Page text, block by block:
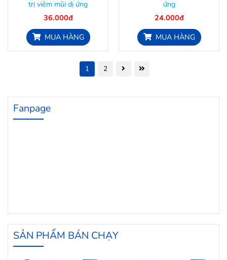
trị viêm mũi dị ứng
36.000đ
MUA HÀNG
ứng
24.000đ
MUA HÀNG
1 2
Fanpage
SẢN PHẨM BÁN CHẠY